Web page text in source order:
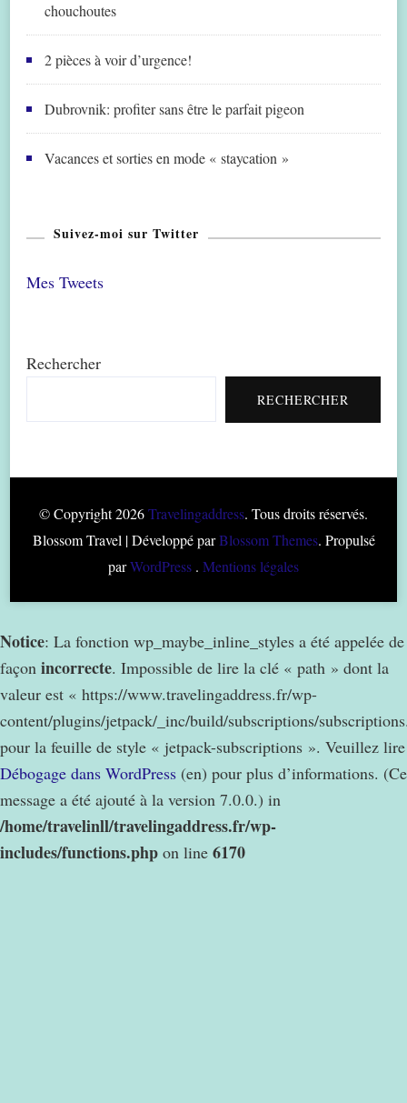
chouchoutes
2 pièces à voir d’urgence!
Dubrovnik: profiter sans être le parfait pigeon
Vacances et sorties en mode « staycation »
Suivez-moi sur Twitter
Mes Tweets
Rechercher
RECHERCHER
© Copyright 2026Travelingaddress. Tous droits réservés.
Blossom Travel | Développé parBlossom Themes. Propulsé
parWordPress . Mentions légales
Notice: La fonction wp_maybe_inline_styles a été appelée de
façon incorrecte. Impossible de lire la clé « path » dont la
valeur est « https://www.travelingaddress.fr/wp-
content/plugins/jetpack/_inc/build/subscriptions/
pour la feuille de style « jetpack-subscriptions ». Veuillez lire
Débogage dans WordPress (en) pour plus d’informations. (Ce
message a été ajouté à la version 7.0.0.) in
/home/travelinll/travelingaddress.fr/wp-
includes/functions.php on line 6170